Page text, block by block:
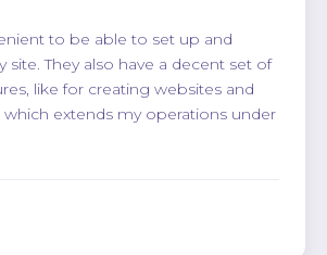
to be able to set up and
They also have a decent set of
like for creating websites and
extends my operations under